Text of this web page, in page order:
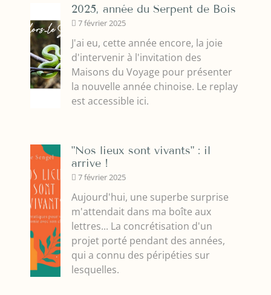
2025, année du Serpent de Bois
7 février 2025
J'ai eu, cette année encore, la joie
d'intervenir à l'invitation des
Maisons du Voyage pour présenter
la nouvelle année chinoise. Le replay
est accessible ici.
"Nos lieux sont vivants" : il
arrive !
7 février 2025
Aujourd'hui, une superbe surprise
m'attendait dans ma boîte aux
lettres... La concrétisation d'un
projet porté pendant des années,
qui a connu des péripéties sur
lesquelles.